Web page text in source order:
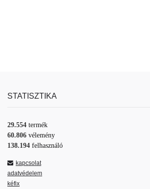
STATISZTIKA
29.554 termék
60.806 vélemény
138.194 felhasználó
kapcsolat
adatvédelem
kéfix